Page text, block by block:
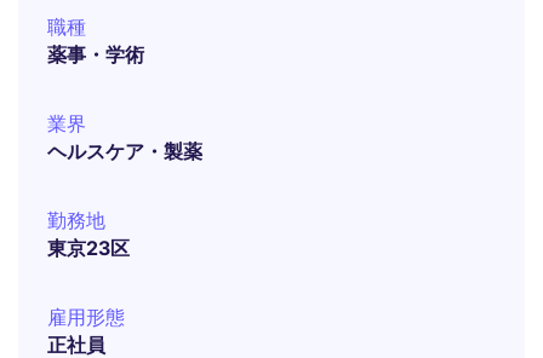
職種
薬事・学術
業界
ヘルスケア・製薬
勤務地
東京23区
雇用形態
正社員